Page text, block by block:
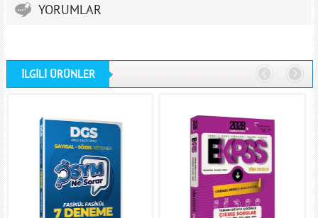
YORUMLAR
İLGİLİ ÜRÜNLER